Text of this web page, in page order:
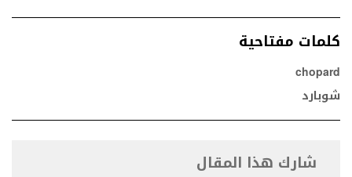
كلمات مفتاحية
chopard
شوبارد
شارك هذا المقال